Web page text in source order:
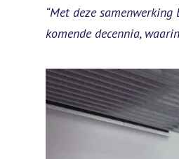
“Met deze
komende decennia,